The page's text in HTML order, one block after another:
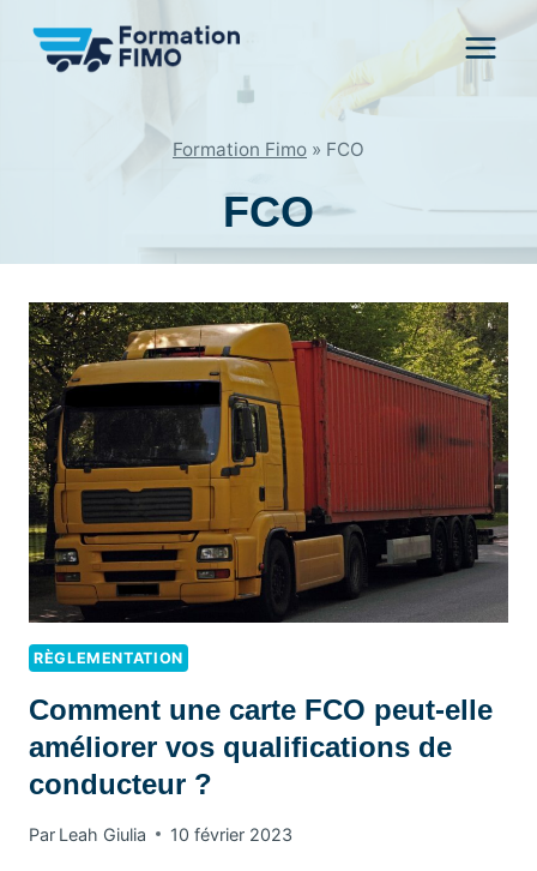
Formation Fimo » FCO
FCO
RÈGLEMENTATION
Comment une carte FCO peut-elle
améliorer vos qualifications de
conducteur ?
Par Leah Giulia 10 février 2023